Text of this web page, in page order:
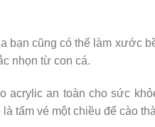
bạn cũng có thể làm xước
nhọn từ con cá.
acrylic an toàn cho sức
tấm vé một chiều để cào